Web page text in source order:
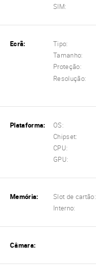
SIM:
Ecrã: Tipo:
Tamanho:
Proteção:
Resolução:
Plataforma: OS:
Chipset:
CPU:
GPU:
Memória: Slot de cartão:
Interno:
Câmara: